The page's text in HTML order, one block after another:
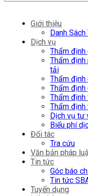
Giới thiệu
Danh
Dịch vụ
Thẩm
Thẩm định
tải
Thẩm
Thẩm định
Thẩm định
Thẩm định
Dịch vụ tư
Biểu phí
Đối tác
Tra cứu
Văn bản pháp
Tin tức
Góc báo
Tin tức
Tuyển dụng